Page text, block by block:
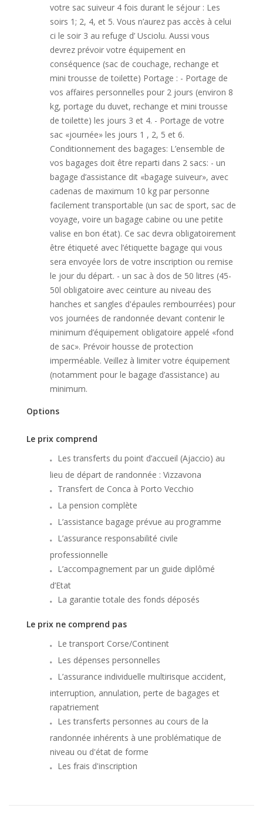
votre sac suiveur 4 fois durant le séjour : Les
soirs 1; 2, 4, et 5. Vous n’aurez pas accès à celui
ci le soir 3 au refuge d’ Usciolu. Aussi vous
devrez prévoir votre équipement en
conséquence (sac de couchage, rechange et
mini trousse de toilette) Portage : - Portage de
vos affaires personnelles pour 2 jours (environ 8
kg, portage du duvet, rechange et mini trousse
de toilette) les jours 3 et 4. - Portage de votre
sac «journée» les jours 1 , 2, 5 et 6.
Conditionnement des bagages: L’ensemble de
vos bagages doit être reparti dans 2 sacs: - un
bagage d’assistance dit «bagage suiveur», avec
cadenas de maximum 10 kg par personne
facilement transportable (un sac de sport, sac de
voyage, voire un bagage cabine ou une petite
valise en bon état). Ce sac devra obligatoirement
être étiqueté avec l’étiquette bagage qui vous
sera envoyée lors de votre inscription ou remise
le jour du départ. - un sac à dos de 50 litres (45-
50l obligatoire avec ceinture au niveau des
hanches et sangles d'épaules rembourrées) pour
vos journées de randonnée devant contenir le
minimum d’équipement obligatoire appelé «fond
de sac». Prévoir housse de protection
imperméable. Veillez à limiter votre équipement
(notamment pour le bagage d’assistance) au
minimum.
Options
Le prix comprend
Les transferts du point d’accueil (Ajaccio) au
lieu de départ de randonnée : Vizzavona
Transfert de Conca à Porto Vecchio
La pension complète
L’assistance bagage prévue au programme
L’assurance responsabilité civile
professionnelle
L’accompagnement par un guide diplômé
d’Etat
La garantie totale des fonds déposés
Le prix ne comprend pas
Le transport Corse/Continent
Les dépenses personnelles
L’assurance individuelle multirisque accident,
interruption, annulation, perte de bagages et
rapatriement
Les transferts personnes au cours de la
randonnée inhérents à une problématique de
niveau ou d'état de forme
Les frais d'inscription